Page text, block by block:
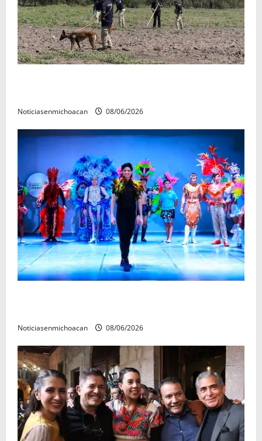
Noticiasenmichoacan 08/06/2026
Noticiasenmichoacan 08/06/2026